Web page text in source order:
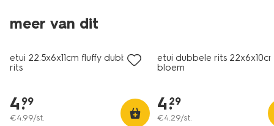
meer van dit
etui 22.5x6x11cm fluffy dubbele
rits
4.
99
€4.99/st.
etui dubbele rits
bloem
4.
29
€4.29/st.